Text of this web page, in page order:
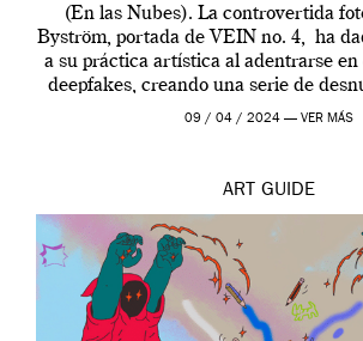
(En las Nubes). La controvertida
Byström, portada de VEIN no. 4, ha
a su práctica artística al adentrarse en
deepfakes, creando una serie de
por […]
09 / 04 / 2024 — VER MÁS
ART GUIDE